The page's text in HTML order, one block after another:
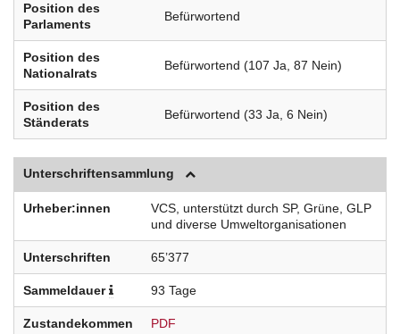
Position des
Parlaments
Befürwortend
Position des
Nationalrats
Befürwortend (107 Ja, 87 Nein)
Position des
Ständerats
Befürwortend (33 Ja, 6 Nein)
Unterschriftensammlung
Urheber:innen
VCS, unterstützt durch SP, Grüne, GLP
und diverse Umweltorganisationen
Unterschriften 65’377
Sammeldauer 93 Tage
Zustandekommen PDF